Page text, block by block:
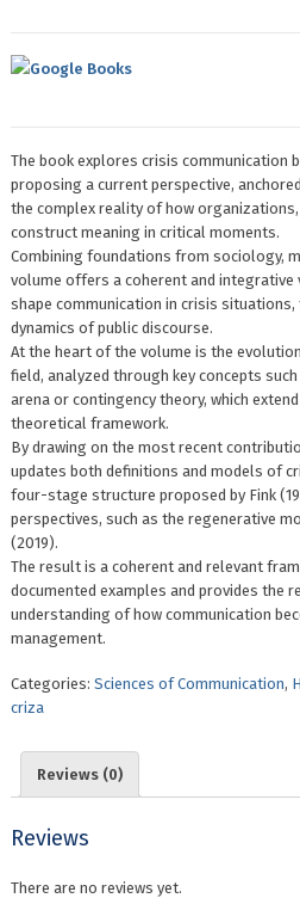
Google Books
The book explores crisis communication
proposing a current perspective,
the complex reality of how
construct meaning in critical moments.
Combining foundations from sociology,
volume offers a coherent and integrative
shape communication in crisis
dynamics of public discourse.
At the heart of the volume is the
field, analyzed through key concepts
arena or contingency theory, which
theoretical framework.
By drawing on the most recent
updates both definitions and models of
four-stage structure proposed by Fink
perspectives, such as the regenerative
(2019).
The result is a coherent and relevant
documented examples and provides the
understanding of how communication
management.
Categories: Sciences of Communication,
criza
Reviews (0)
Reviews
There are no reviews yet.